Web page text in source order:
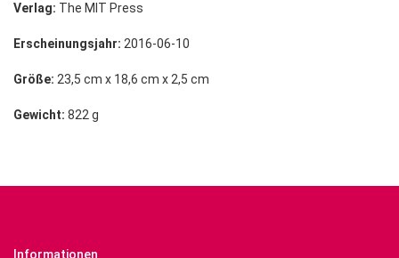
Verlag: The MIT Press
Erscheinungsjahr: 2016-06-10
Größe: 23,5 cm x 18,6 cm x 2,5 cm
Gewicht: 822 g
Informationen